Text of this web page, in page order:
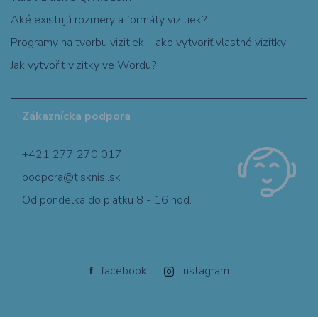
Aké existujú rozmery a formáty vizitiek?
Programy na tvorbu vizitiek – ako vytvoriť vlastné vizitky
Jak vytvořit vizitky ve Wordu?
Zákaznícka podpora
+421 277 270 017
podpora@tisknisi.sk
Od pondelka do piatku 8 - 16 hod.
f facebook Instagram